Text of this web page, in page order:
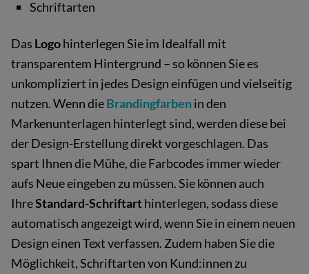
Schriftarten
Das Logohinterlegen Sie im Idealfall mit
transparentem Hintergrund – so können Sie es
unkompliziert in jedes Design einfügen und vielseitig
nutzen. Wenn dieBrandingfarbenin den
Markenunterlagen hinterlegt sind, werden diese bei
der Design-Erstellung direkt vorgeschlagen. Das
spart Ihnen die Mühe, die Farbcodes immer wieder
aufs Neue eingeben zu müssen. Sie können auch
IhreStandard-Schriftarthinterlegen, sodass diese
automatisch angezeigt wird, wenn Sie in einem neuen
Design einen Text verfassen. Zudem haben Sie die
Möglichkeit, Schriftarten von Kund:innen zu